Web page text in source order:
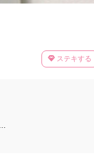
ステキする